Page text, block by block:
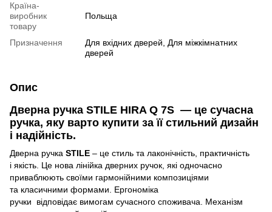
Країна-
виробник
товару
Польща
Призначення
Для вхідних дверей, Для міжкімнатних
дверей
Опис
Дверна ручка STILE HIRA Q 7S — це сучасна
ручка, яку варто купити за її стильний дизайн
і надійність.
Дверна ручка STILE – це стиль та лаконічність, практичність
і якість. Це нова лінійка дверних ручок, які одночасно
приваблюють своїми гармонійними композиціями
та класичними формами. Ергономіка
ручки
відповідає вимогам сучасного споживача. Механізм